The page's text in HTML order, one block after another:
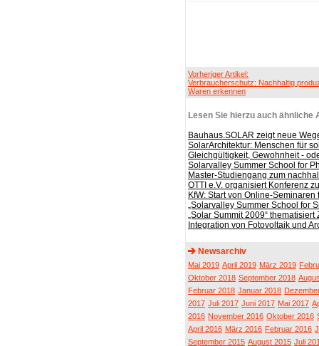
Vorheriger Artikel:
Verbraucherschutz: Nachhaltig
Waren erkennen
Lesen Sie hierzu auch ähnliche
Bauhaus.SOLAR zeigt neue
SolarArchitektur: Menschen für
Gleichgültigkeit, Gewohnheit -
Solarvalley Summer School for
Master-Studiengang zum
OTTI e.V. organisiert Konferenz
KfW: Start von Online-
„Solarvalley Summer School for
„Solar Summit 2009“ thematisiert
Integration von Fotovoltaik und
Newsarchiv
Mai 2019 April 2019 März 2019
Oktober 2018 September 2018
Februar 2018 Januar 2018
2017 Juli 2017 Juni 2017 Mai 2017
2016 November 2016 Oktober 2016
April 2016 März 2016 Februar 2016
September 2015 August 2015 Juli